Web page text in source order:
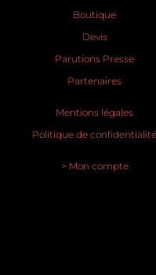
Boutique
Devis
Parutions Presse
Partenaires
Mentions légales
Politique de confidentialité
> Mon compte